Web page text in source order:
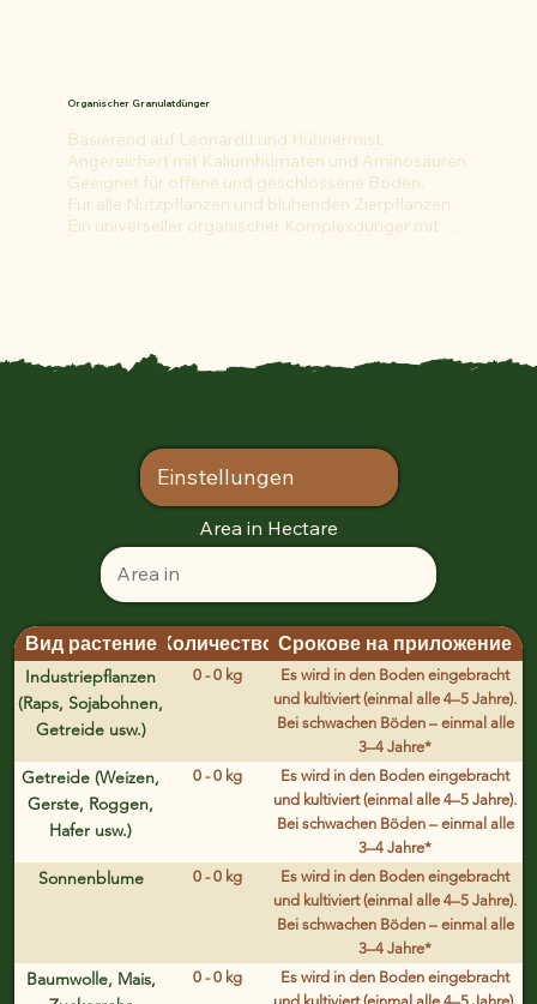
Einstellungen
Area in Hectare
Вид растение Количество Срокове на приложение
Industriepflanzen
(Raps, Sojabohnen,
Getreide usw.)
0 - 0 kg
Es wird in den Boden eingebracht
und kultiviert (einmal alle 4–5 Jahre).
Bei schwachen Böden – einmal alle
3–4 Jahre*
Getreide (Weizen,
Gerste, Roggen,
Hafer usw.)
0 - 0 kg
Es wird in den Boden eingebracht
und kultiviert (einmal alle 4–5 Jahre).
Bei schwachen Böden – einmal alle
3–4 Jahre*
Sonnenblume 0 - 0 kg
Es wird in den Boden eingebracht
und kultiviert (einmal alle 4–5 Jahre).
Bei schwachen Böden – einmal alle
3–4 Jahre*
Baumwolle, Mais,
0 - 0 kg
Es wird in den Boden eingebracht
Organischer Granulatdünger
Basierend auf Leonardit und Hühnermist.
Angereichert mit Kaliumhumaten und Aminosäuren.
Geeignet für offene und geschlossene Böden.
Für alle Nutzpflanzen und blühenden Zierpflanzen.
Ein universeller organischer Komplexdünger mit
Stickstoff – 3–5 %, Phosphor – 3–5 %, Kalium – 3–5 %